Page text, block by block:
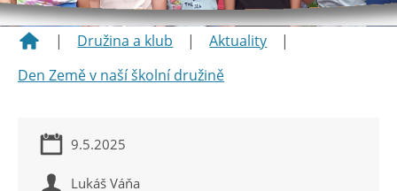
| Družina a klub | Aktuality
|
Den Země v naší školní družině
9.5.2025
Lukáš Váňa